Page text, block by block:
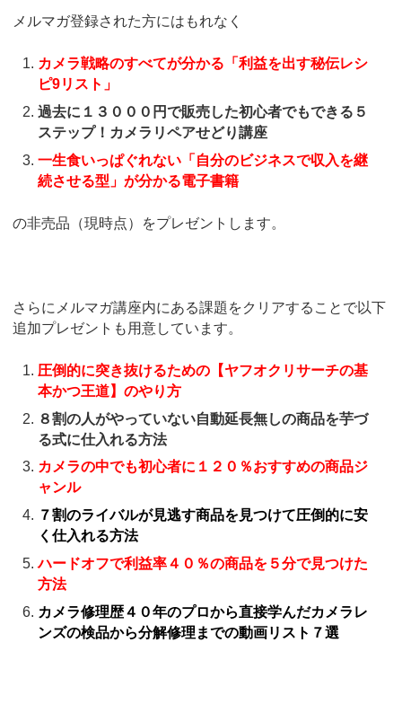
メルマガ登録された方にはもれなく
カメラ戦略のすべてが分かる「利益を出す秘伝レシ
ピ9リスト」
過去に１３０００円で販売した初心者でもできる５
ステップ！カメラリペアせどり講座
一生食いっぱぐれない「自分のビジネスで収入を継
続させる型」が分かる電子書籍
の非売品（現時点）をプレゼントします。
さらにメルマガ講座内にある課題をクリアすることで以下
追加プレゼントも用意しています。
圧倒的に突き抜けるための【ヤフオクリサーチの基
本かつ王道】のやり方
８割の人がやっていない自動延長無しの商品を芋づ
る式に仕入れる方法
カメラの中でも初心者に１２０％おすすめの商品ジ
ャンル
７割のライバルが見逃す商品を見つけて圧倒的に安
く仕入れる方法
ハードオフで利益率４０％の商品を５分で見つけた
方法
カメラ修理歴４０年のプロから直接学んだカメラレ
ンズの検品から分解修理までの動画リスト７選